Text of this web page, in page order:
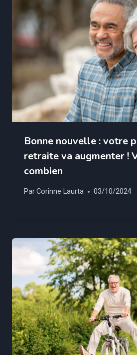
Bonne nouvelle : votre
retraite va augmenter !
combien
ParCorinne Laurta 03/10/2024